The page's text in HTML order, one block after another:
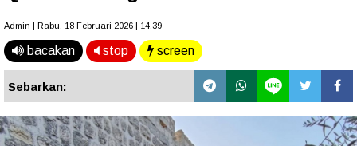
Admin | Rabu, 18 Februari 2026 | 14.39
bacakan stop screen
Sebarkan: